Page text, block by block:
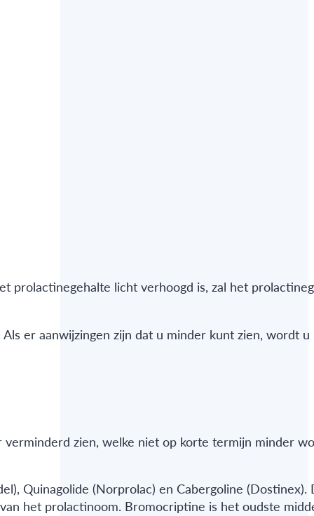
prolactinegehalte licht verhoogd is, zal het
er aanwijzingen zijn dat u minder kunt zien, wordt u
zien, welke niet op korte termijn minder
Quinagolide (Norprolac) en Cabergoline (Dostinex).
het prolactinoom. Bromocriptine is het oudste